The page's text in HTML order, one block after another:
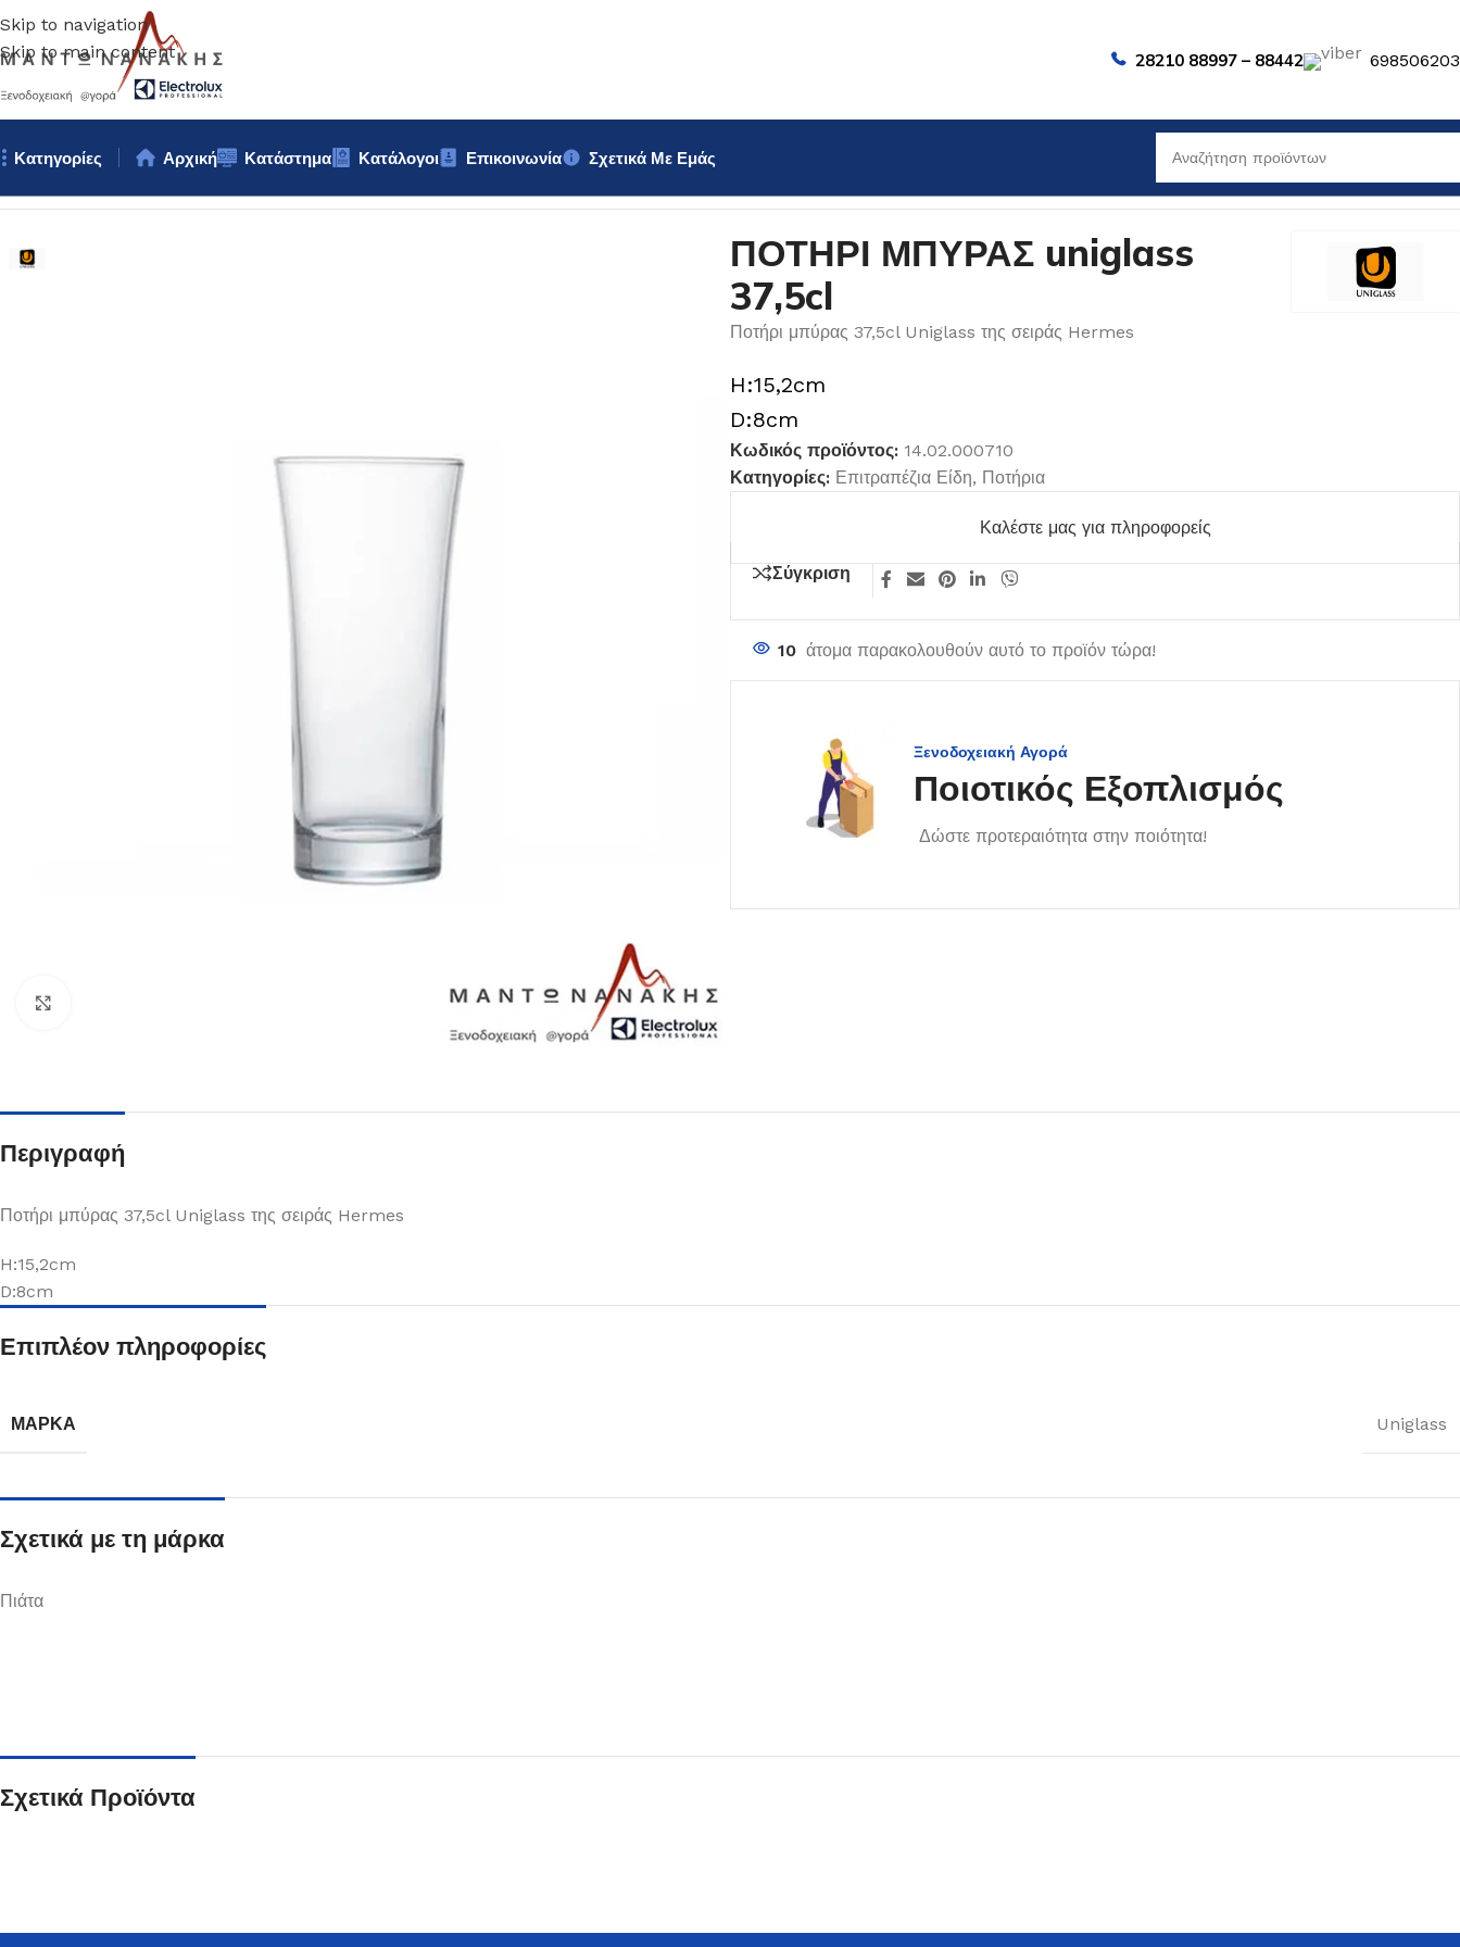
Skip to navigation
Skip to main content
28210 88997 – 88442
Κατηγορίες
Πιάτα
Δείτε Περισσότερα
Μαχαιροπίρουνα
Αρχική Κατάστημα Κατάλογοι Επικοινωνία
Σχετικά Με Εμάς
ΠΟΤΗΡΙ ΜΠΥΡΑΣ uniglass
37,5cl
Ποτήρι μπύρας 37,5cl Uniglass της σειράς Hermes
H:15,2cm
D:8cm
Κωδικός προϊόντος: 14.02.000710
Κατηγορίες: Επιτραπέζια Είδη, Ποτήρια
Καλέστε μας για πληροφορείς
Σύγκριση
10 άτομα παρακολουθούν αυτό το προϊόν τώρα!
Ξενοδοχειακή Αγορά
Ποιοτικός Εξοπλισμός
Δώστε προτεραιότητα στην ποιότητα!
Περιγραφή
Ποτήρι μπύρας 37,5cl Uniglass της σειράς Hermes
H:15,2cm
D:8cm
Επιπλέον πληροφορίες
ΜΆΡΚΑ Uniglass
Σχετικά με τη μάρκα
Πιάτα
Σχετικά Προϊόντα